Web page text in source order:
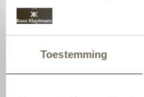
Droomt u al jaren van
Wij staan voor u klaar
interieur van uw
gaan we uw